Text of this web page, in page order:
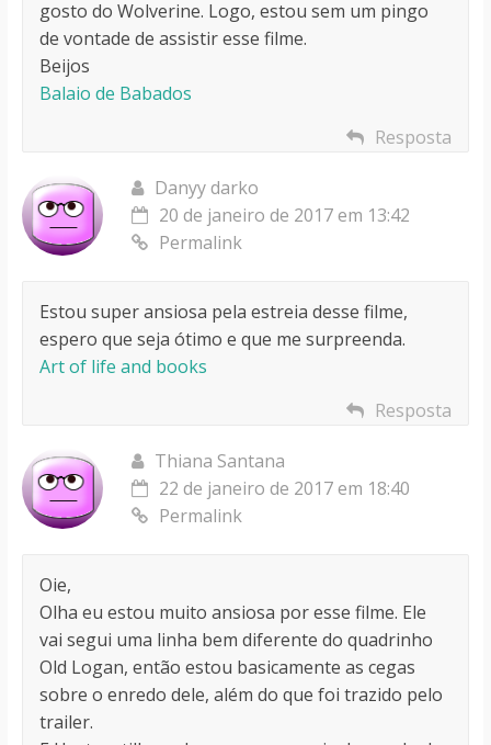
gosto do Wolverine. Logo, estou sem um pingo
de vontade de assistir esse filme.
Beijos
Balaio de Babados
Resposta
Danyy darko
20 de janeiro de 2017 em 13:42
Permalink
Estou super ansiosa pela estreia desse filme,
espero que seja ótimo e que me surpreenda.
Art of life and books
Resposta
Thiana Santana
22 de janeiro de 2017 em 18:40
Permalink
Oie,
Olha eu estou muito ansiosa por esse filme. Ele
vai segui uma linha bem diferente do quadrinho
Old Logan, então estou basicamente as cegas
sobre o enredo dele, além do que foi trazido pelo
trailer.